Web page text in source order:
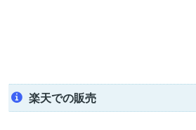
楽天での販売